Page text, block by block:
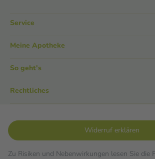
Service
Meine Apotheke
So geht's
Rechtliches
Widerruf erklären
Zu Risiken und Nebenwirkungen lesen Sie die